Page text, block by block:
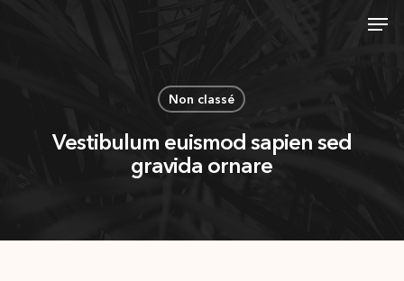
Non classé
Vestibulum euismod sapien sed
gravida ornare